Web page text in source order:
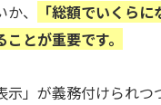
、
「総額でいくら
とが重要です。
示」が義務付けられつ